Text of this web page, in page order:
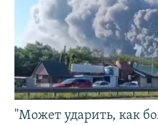
"Может ударить, как